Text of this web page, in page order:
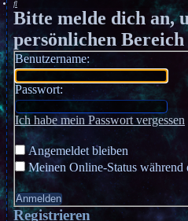
Suche
Bitte melde dich an,
persönlichen
Benutzername:
Passwort:
Ich habe mein Passwort vergessen
Angemeldet bleiben
Meinen Online-Status während
Registrieren